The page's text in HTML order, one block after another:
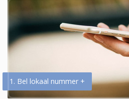
1. Bel lokaal nummer +